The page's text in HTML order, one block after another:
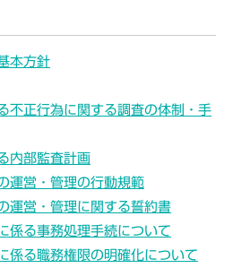
本方針
不正行為に関する調査の体制・手
内部監査計画
運営・管理の行動規範
運営・管理に関する誓約書
係る事務処理手続について
係る職務権限の明確化について